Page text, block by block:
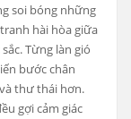
soi bóng những
hài hòa giữa
Từng làn gió
bước chân
thư thái hơn.
gợi cảm giác